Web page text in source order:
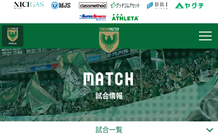
MATCH
試合情報
試合一覧